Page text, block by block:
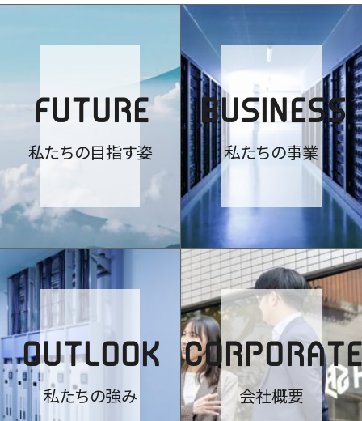
FUTURE
私たちの目指す姿
BUSINESS
私たちの事業
OUTLOOK
私たちの強み
CORPORATE
会社概要